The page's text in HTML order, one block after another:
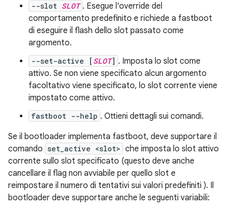
--slot SLOT . Esegue l'override del
comportamento predefinito e richiede a fastboot
di eseguire il flash dello slot passato come
argomento.
--set-active [ SLOT] . Imposta lo slot come
attivo. Se non viene specificato alcun argomento
facoltativo viene specificato, lo slot corrente viene
impostato come attivo.
fastboot --help . Ottieni dettagli sui comandi.
Se il bootloader implementa fastboot, deve supportare il
comando set_active <slot> che imposta lo slot attivo
corrente sullo slot specificato (questo deve anche
cancellare il flag non avviabile per quello slot e
reimpostare il numero di tentativi sui valori predefiniti ). Il
bootloader deve supportare anche le seguenti variabili: